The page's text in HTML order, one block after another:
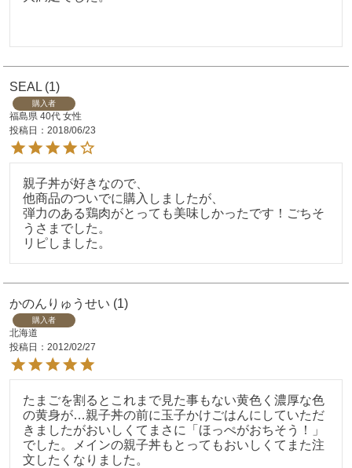
SEAL 1
購入者
福島県 40代 女性
投稿日
2018/06/23
親子丼が好きなので、
他商品のついでに購入しましたが、
弾力のある鶏肉がとっても美味しかったです！ごちそ
うさまでした。
かのんりゅうせい 1
購入者
北海道
投稿日
2012/02/27
たまごを割るとこれまで見た事もない黄色く濃厚な色
の黄身が…親子丼の前に玉子かけごはんにしていただ
きましたがおいしくてまさに「ほっぺがおちそう！」
でした。メインの親子丼もとってもおいしくてまた注
文したくなりました。